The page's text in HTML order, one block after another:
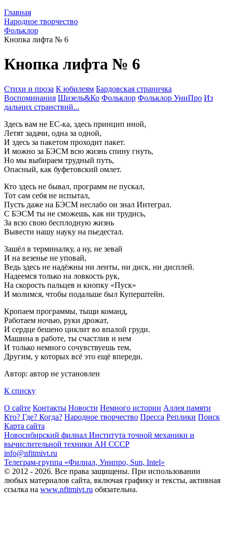
Главная
Народное творчество
Фольклор
Кнопка лифта № 6
Кнопка лифта № 6
Стихи и проза К юбилеям Бардовская страничка
Воспоминания Шизель&Ко Фольклор Фольклор УниПро Из
дальних странствий...
Здесь вам не ЕС-ка, здесь принцип иной,
Летят задачи, одна за одной,
И здесь за пакетом проходит пакет.
И можно за БЭСМ всю жизнь спину гнуть,
Но мы выбираем трудный путь,
Опасный, как буфетовский омлет.
Кто здесь не бывал, программ не пускал,
Тот сам себя не испытал,
Пусть даже на БЭСМ неслабо он знал Интеграл.
С БЭСМ ты не сможешь, как ни трудись,
За всю свою бесплодную жизнь
Вывести нашу науку на пьедестал.
Зашёл в терминалку, а ну, не зевай
И на везенье не уповай,
Ведь здесь не надёжны ни ленты, ни диск, ни дисплей.
Надеемся только на ловкость рук,
На скорость пальцев и кнопку «Пуск»
И молимся, чтобы подальше был Куперштейн.
Кропаем программы, тыщи команд,
Работаем ночью, руки дрожат,
И сердце бешено циклит во впалой груди.
Машина в работе, ты счастлив и нем
И только немного сочувствуешь тем,
Другим, у которых всё это ещё впереди.
Автор: автор не установлен
К списку
О сайте Контакты Новости Немного истории Аллея памяти
Кто? Где? Когда? Народное творчество Пресса Реплики Поиск
Карта сайта
Новосибирский филиал Института точной механики и
вычислительной техники АН СССР
info@nfitmivt.ru
Телеграм-группа «Филиал, Унипро, Sun, Intel»
© 2012 - 2026. Все права защищены. При использовании
любых материалов сайта, включая графику и тексты, активная
ссылка на www.nfitmivt.ru обязательна.